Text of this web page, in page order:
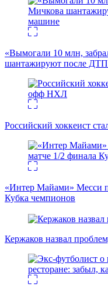
«Вымогали 10 млн,
шантажируют после
Российский хоккеист
«Интер Майами» Месси
Кубка чемпионов
Кержаков назвал